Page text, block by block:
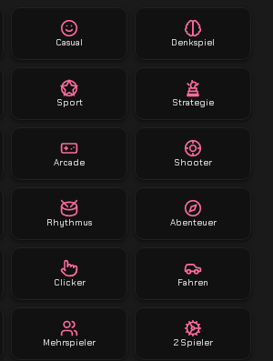
Casual Denkspiel
Sport Strategie
Arcade Shooter
Rhythmus Abenteuer
Clicker Fahren
Mehrspieler 2 Spieler